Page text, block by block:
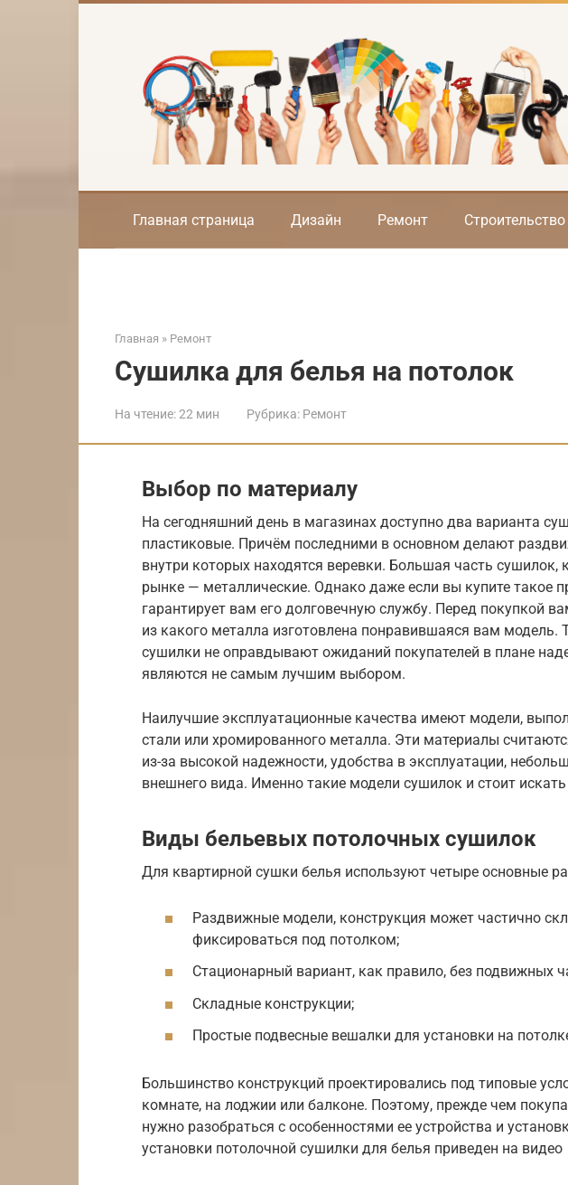
Главная страница Дизайн Ремонт Строительство
Главная » Ремонт
Сушилка для белья на потолок
На чтение:22 мин Рубрика: Ремонт
Выбор по материалу
На сегодняшний день в магазинах доступно два варианта
пластиковые. Причём последними в основном делают
внутри которых находятся веревки. Большая часть сушилок,
рынке — металлические. Однако даже если вы купите такое
гарантирует вам его долговечную службу. Перед покупкой
из какого металла изготовлена понравившаяся вам
сушилки не оправдывают ожиданий покупателей в плане
являются не самым лучшим выбором.
Наилучшие эксплуатационные качества имеют модели,
стали или хромированного металла. Эти материалы
из-за высокой надежности, удобства в эксплуатации,
внешнего вида. Именно такие модели сушилок и стоит
Виды бельевых потолочных сушилок
Для квартирной сушки белья используют четыре основные
Раздвижные модели, конструкция может частично
фиксироваться под потолком;
Стационарный вариант, как правило, без подвижных
Складные конструкции;
Простые подвесные вешалки для установки на
Большинство конструкций проектировались под типовые
комнате, на лоджии или балконе. Поэтому, прежде чем
нужно разобраться с особенностями ее устройства и
установки потолочной сушилки для белья приведен на видео